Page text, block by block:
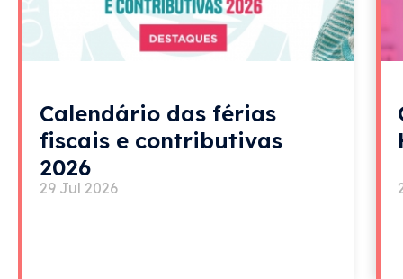
Calendário das férias
fiscais e contributivas
2026
29 Jul 2026